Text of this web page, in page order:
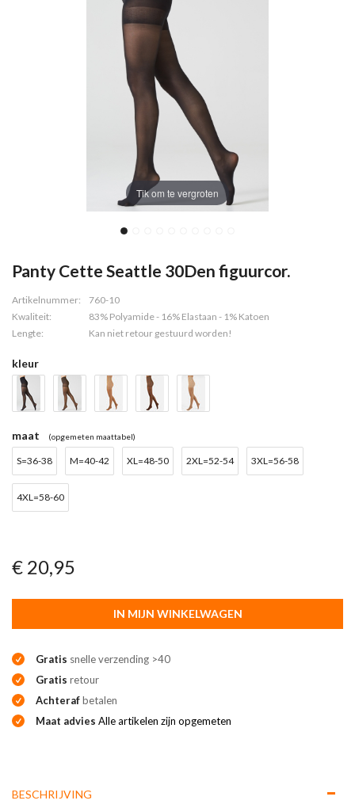
Tik om te vergroten
Panty Cette Seattle 30Den figuurcor.
Artikelnummer:
760-10
Kwaliteit:
83% Polyamide - 16% Elastaan - 1% Katoen
Lengte:
Kan niet retour gestuurd worden!
kleur
maat (opgemeten maattabel)
S=36-38 M=40-42 XL=48-50 2XL=52-54 3XL=56-58
4XL=58-60
€ 20,95
IN MIJN WINKELWAGEN
Gratis snelle verzending >40
Gratis retour
Achterafbetalen
Maat advies Alle artikelen zijn opgemeten
BESCHRIJVING